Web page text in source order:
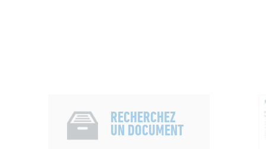
RECHERCHEZ
UN DOCUMENT